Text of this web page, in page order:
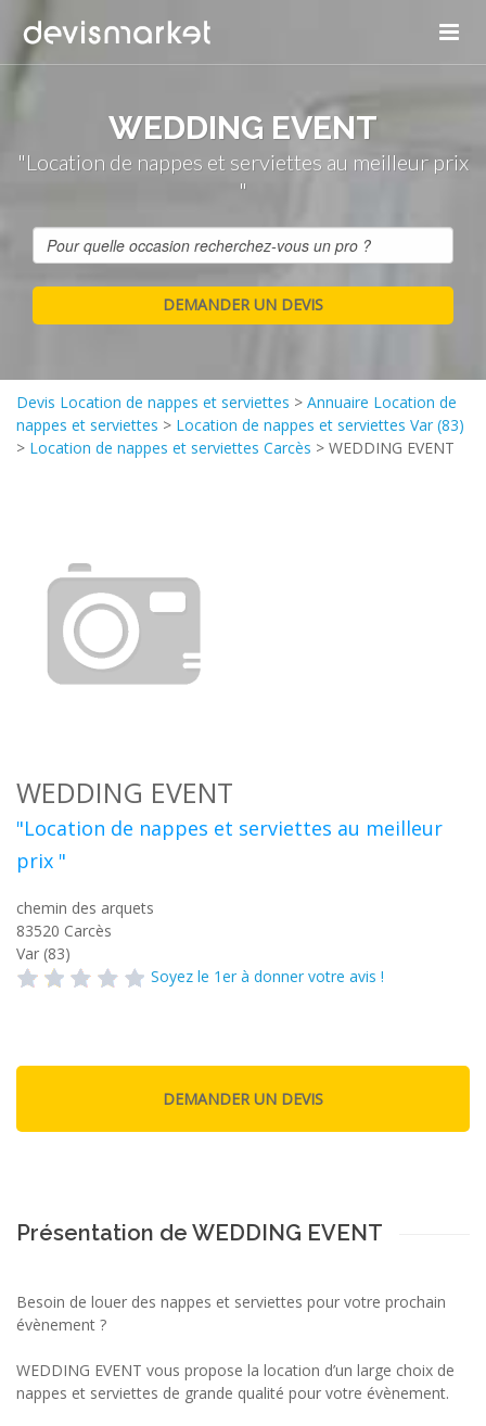
WEDDING EVENT
"Location de nappes et serviettes au meilleur prix
"
Devis Location de nappes et serviettes > Annuaire Location de
nappes et serviettes > Location de nappes et serviettes Var (83)
> Location de nappes et serviettes Carcès > WEDDING EVENT
WEDDING EVENT
"Location de nappes et serviettes au meilleur
prix "
chemin des arquets
83520 Carcès
Var (83)
Soyez le 1er à donner votre avis !
Présentation de WEDDING EVENT
Besoin de louer des nappes et serviettes pour votre prochain
évènement ?
WEDDING EVENT vous propose la location d’un large choix de
nappes et serviettes de grande qualité pour votre évènement.